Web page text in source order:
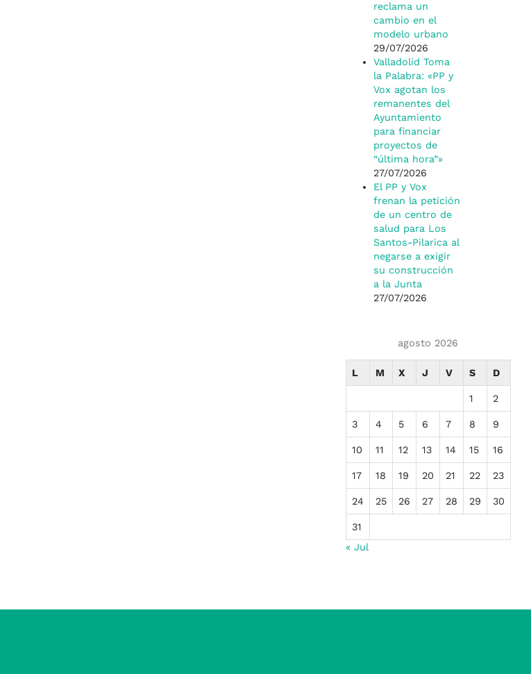
reclama un
cambio en el
modelo urbano
29/07/2026
Valladolid Toma
la Palabra: «PP y
Vox agotan los
remanentes del
Ayuntamiento
para financiar
proyectos de
“última hora”»
27/07/2026
El PP y Vox
frenan la petición
de un centro de
salud para Los
Santos-Pilarica al
negarse a exigir
su construcción
a la Junta
27/07/2026
agosto 2026
L M X J V S D
1 2
3 4 5 6 7 8 9
10 11 12 13 14 15 16
17 18 19 20 21 22 23
24 25 26 27 28 29 30
31
« Jul